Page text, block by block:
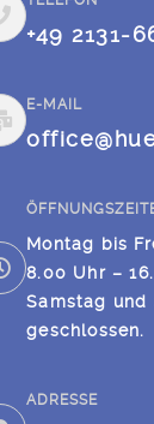
+49 2131-
E-MAIL
Montag bis
8.00 Uhr –
Samstag und
geschlossen.
ADRESSE